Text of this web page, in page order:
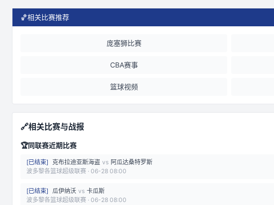
🏀相关比赛推荐
庞塞狮比赛
CBA赛事
篮球视频
🔗相关比赛与战报
🏆同联赛近期比赛
[已结束] 克布拉迪亚斯海盗 vs 阿瓜达桑特罗斯
波多黎各篮球超级联赛 · 06-28 08:00
[已结束] 瓜伊纳沃 vs 卡瓜斯
波多黎各篮球超级联赛 · 06-28 08:00